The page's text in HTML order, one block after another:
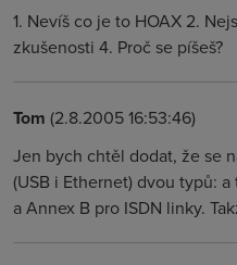
1. Nevíš co je to HOAX 2.
zkušenosti 4. Proč se píšeš?
Tom (2.8.2005 16:53:46)
Jen bych chtěl dodat, že se
(USB i Ethernet) dvou typů:
a Annex B pro ISDN linky.